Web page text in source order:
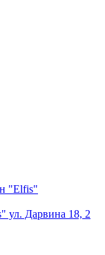
"Elfis"
ул. Дарвина 18, 2